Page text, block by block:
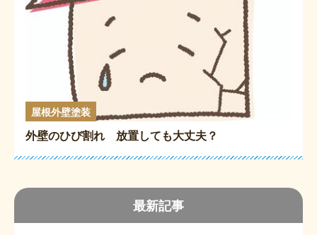
最新記事
屋根外壁塗装
外壁のひび割れ 放置しても大丈夫？